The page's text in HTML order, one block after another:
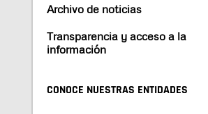
Archivo de noticias
Transparencia y acceso a la
información
CONOCE NUESTRAS ENTIDADES